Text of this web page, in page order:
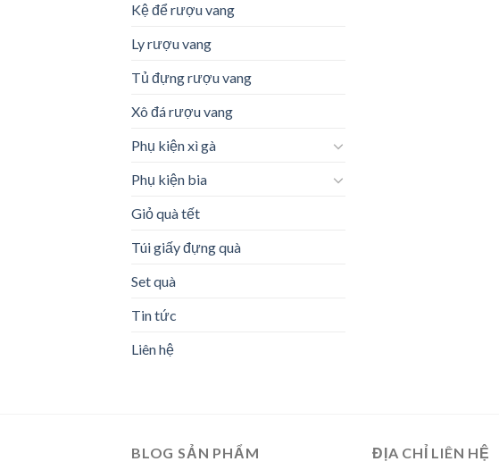
Kệ để rượu vang
Ly rượu vang
Tủ đựng rượu vang
Xô đá rượu vang
Phụ kiện xì gà
Phụ kiện bia
Giỏ quà tết
Túi giấy đựng quà
Set quà
Tin tức
Liên hệ
BLOG SẢN PHẨM ĐỊA CHỈ LIÊN HỆ